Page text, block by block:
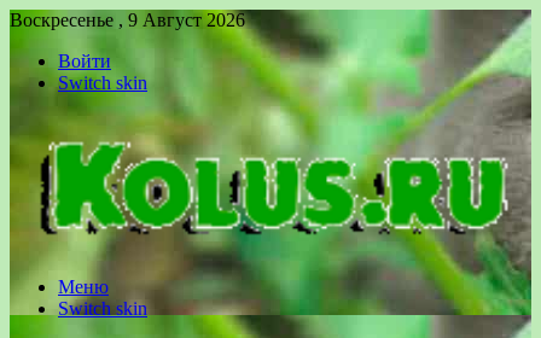
Воскресенье , 9 Август 2026
Войти
Switch skin
Меню
Switch skin